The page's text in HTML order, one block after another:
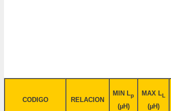
CODIGO RELACION
MIN Lp
(µH)
MAX LL
(µH)